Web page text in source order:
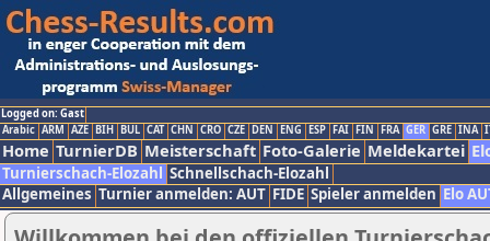
Logged on: Gast
Arabic ARM AZE BIH BUL CAT CHN CRO CZE DEN ENG ESP FAI FIN FRA GER GRE INA
Home TurnierDB Meisterschaft Foto-Galerie Meldekartei
Turnierschach-Elozahl Schnellschach-Elozahl
Allgemeines Turnier anmelden: AUT FIDE Spieler anmelden Elo